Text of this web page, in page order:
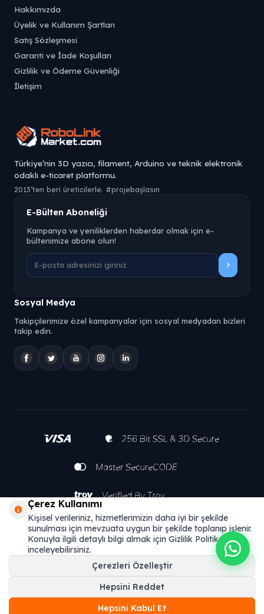
Hakkımızda
Üyelik ve Kullanım Şartları
Satış Sözleşmesi
Garanti ve İade Koşulları
Gizlilik ve Ödeme Güvenliği
İletişim
Türkiye’nin 3D yazıcı, filament, Arduino ve teknik elektronik
odaklı e-ticaret platformu.
2013’ten beri üreticilerle. #projebaşlasın
E-Bülten Aboneliği
Kampanya ve yeniliklerden haberdar olmak için e-
bültenimize abone olun!
Sosyal Medya
Takipçilerimize özel kampanyalar için sosyal medyadan bizleri
takip edin.
E-TicaretSistemleriyle Hazırlanmıştır.
Çerez Kullanımı
Kişisel verileriniz, hizmetlerimizin daha iyi bir şekilde
sunulması için mevzuata uygun bir şekilde toplanıp işlenir.
Konuyla ilgili detaylı bilgi almak için Gizlilik Politikamızı
inceleyebilirsiniz.
Çerezleri Özelleştir
Hepsini Reddet
Hepsini Kabul Et